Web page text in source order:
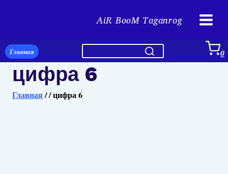
AiR BooM Taganrog
Главная 0
цифра 6
Главная//цифра 6